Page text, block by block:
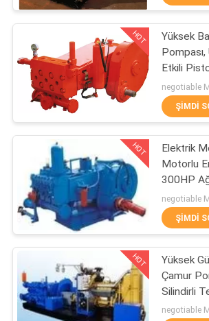
FABRIKA
TURU
KALITE
KONTROL
BIZIMLE
ILETIŞIME
GEÇIN
BIR
TEKLIF
ISTEĞI
Su Enjeksiyon
Pompası
Pistonlu Dalgıç
Pompa
HOT
Yüksek
Etkili
negotiable
ŞIMDI
HOT
Elektrik
Motorlu
300HP
Çamur
negotiable
ŞIMDI
HOT
Yüksek
Çamur
Silindirli
Pompa
negotiable